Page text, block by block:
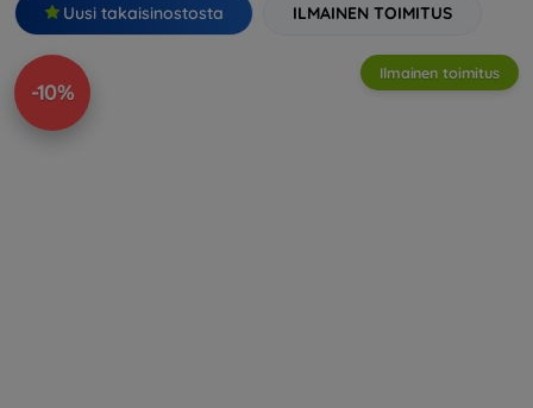
Uusi takaisinostosta ILMAINEN TOIMITUS
-10%
Ilmainen toimitus